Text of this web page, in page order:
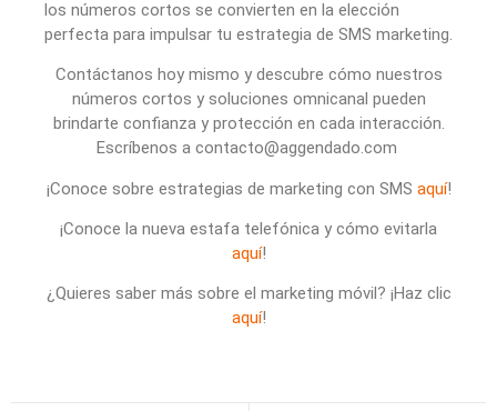
los números cortos se convierten en la elección
perfecta para impulsar tu estrategia de SMS marketing.
Contáctanos hoy mismo y descubre cómo nuestros
números cortos y soluciones omnicanal pueden
brindarte confianza y protección en cada interacción.
Escríbenos a contacto@aggendado.com
¡Conoce sobre estrategias de marketing con SMS aquí!
¡Conoce la nueva estafa telefónica y cómo evitarla
aquí!
¿Quieres saber más sobre el marketing móvil? ¡Haz clic
aquí!